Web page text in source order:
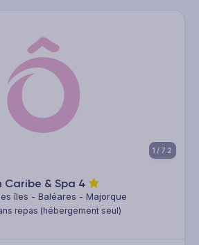
1/72
Caribe & Spa 4
îles - Baléares - Majorque
repas (hébergement seul)